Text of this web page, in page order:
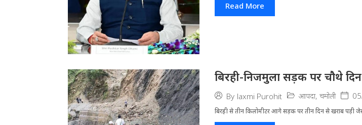
Read More
बिरही-निजमुला सड़क पर चौथे
By laxmi Purohit आपदा, चमोली
बिरही से तीन किलोमीटर आगे सड़क पर तीन दिन से खराब पड़ी